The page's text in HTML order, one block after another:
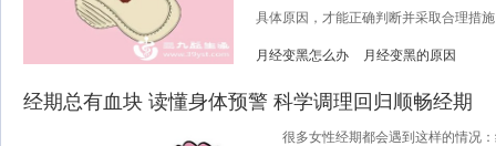
具体原因，才能正确判断并采取合理措
月经变黑怎么办 月经变黑的原因
经期总有血块 读懂身体预警 科学调理回归顺畅经期
很多女性经期都会遇到这样的情况：